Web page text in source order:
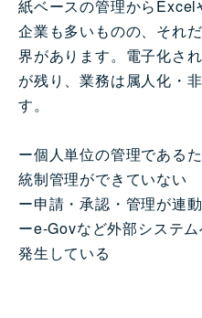
紙ベースの管理から
企業も多いものの、それ
界があります。電子化さ
が残り、業務は属人化・
す。
ー個人単位の管理である
統制管理ができていない
ー申請・承認・管理が連
ーe-Govなど外部システ
発生している